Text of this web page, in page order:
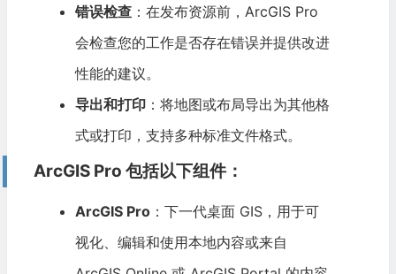
错误检查：在发布资源前，ArcGIS Pro
会检查您的工作是否存在错误并提供改进
性能的建议。
导出和打印：将地图或布局导出为其他格
式或打印，支持多种标准文件格式。
ArcGIS Pro 包括以下组件：
ArcGIS Pro：下一代桌面 GIS，用于可
视化、编辑和使用本地内容或来自